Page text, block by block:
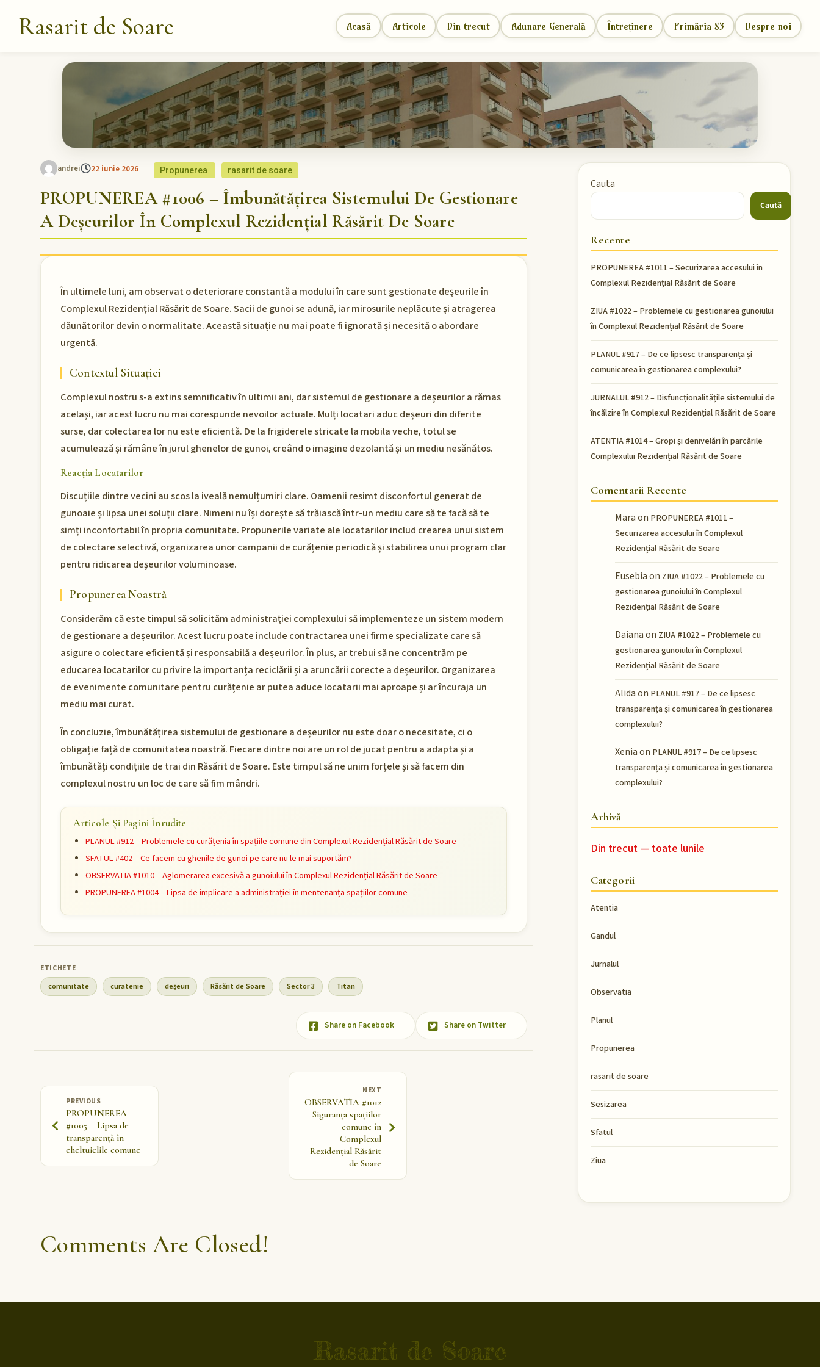
Rasarit de Soare Acasă Articole Din trecut Adunare Generală Întreținere Primăria S3 Despre noi
andrei 22 iunie 2026 Propunerea rasarit de soare
PROPUNEREA #1006 – Îmbunătățirea Sistemului De Gestionare
A Deșeurilor În Complexul Rezidențial Răsărit De Soare
În ultimele luni, am observat o deteriorare constantă a modului în care sunt gestionate deșeurile în
Complexul Rezidențial Răsărit de Soare. Sacii de gunoi se adună, iar mirosurile neplăcute și atragerea
dăunătorilor devin o normalitate. Această situație nu mai poate fi ignorată și necesită o abordare
urgentă.
Contextul Situației
Complexul nostru s-a extins semnificativ în ultimii ani, dar sistemul de gestionare a deșeurilor a rămas
același, iar acest lucru nu mai corespunde nevoilor actuale. Mulți locatari aduc deșeuri din diferite
surse, dar colectarea lor nu este eficientă. De la frigiderele stricate la mobila veche, totul se
acumulează și rămâne în jurul ghenelor de gunoi, creând o imagine dezolantă și un mediu nesănătos.
Reacția Locatarilor
Discuțiile dintre vecini au scos la iveală nemulțumiri clare. Oamenii resimt disconfortul generat de
gunoaie și lipsa unei soluții clare. Nimeni nu își dorește să trăiască într-un mediu care să te facă să te
simți inconfortabil în propria comunitate. Propunerile variate ale locatarilor includ crearea unui sistem
de colectare selectivă, organizarea unor campanii de curățenie periodică și stabilirea unui program clar
pentru ridicarea deșeurilor voluminoase.
Propunerea Noastră
Considerăm că este timpul să solicităm administrației complexului să implementeze un sistem modern
de gestionare a deșeurilor. Acest lucru poate include contractarea unei firme specializate care să
asigure o colectare eficientă și responsabilă a deșeurilor. În plus, ar trebui să ne concentrăm pe
educarea locatarilor cu privire la importanța reciclării și a aruncării corecte a deșeurilor. Organizarea
de evenimente comunitare pentru curățenie ar putea aduce locatarii mai aproape și ar încuraja un
mediu mai curat.
În concluzie, îmbunătățirea sistemului de gestionare a deșeurilor nu este doar o necesitate, ci o
obligație față de comunitatea noastră. Fiecare dintre noi are un rol de jucat pentru a adapta și a
îmbunătăți condițiile de trai din Răsărit de Soare. Este timpul să ne unim forțele și să facem din
complexul nostru un loc de care să fim mândri.
Articole Și Pagini Înrudite
PLANUL #912 – Problemele cu curățenia în spațiile comune din Complexul Rezidențial Răsărit de Soare
SFATUL #402 – Ce facem cu ghenile de gunoi pe care nu le mai suportăm?
OBSERVATIA #1010 – Aglomerarea excesivă a gunoiului în Complexul Rezidențial Răsărit de Soare
PROPUNEREA #1004 – Lipsa de implicare a administrației în mentenanța spațiilor comune
comunitate curatenie deșeuri Răsărit de Soare Sector 3 Titan
Share on Facebook Share on Twitter
PREVIOUS
PROPUNEREA
#1005 – Lipsa de
transparență în
cheltuielile comune
NEXT
OBSERVATIA #1012
– Siguranța spațiilor
comune în
Complexul
Rezidențial Răsărit
de Soare
Comments Are Closed!
Cauta
Caută
Recente
PROPUNEREA #1011 – Securizarea accesului în
Complexul Rezidențial Răsărit de Soare
ZIUA #1022 – Problemele cu gestionarea gunoiului
în Complexul Rezidențial Răsărit de Soare
PLANUL #917 – De ce lipsesc transparența și
comunicarea în gestionarea complexului?
JURNALUL #912 – Disfuncționalitățile sistemului de
încălzire în Complexul Rezidențial Răsărit de Soare
ATENTIA #1014 – Gropi și denivelări în parcările
Complexului Rezidențial Răsărit de Soare
Comentarii Recente
Maraon PROPUNEREA #1011 –
Securizarea accesului în Complexul
Rezidențial Răsărit de Soare
Eusebiaon ZIUA #1022 – Problemele cu
gestionarea gunoiului în Complexul
Rezidențial Răsărit de Soare
Daianaon ZIUA #1022 – Problemele cu
gestionarea gunoiului în Complexul
Rezidențial Răsărit de Soare
Alidaon PLANUL #917 – De ce lipsesc
transparența și comunicarea în gestionarea
complexului?
Xeniaon PLANUL #917 – De ce lipsesc
transparența și comunicarea în gestionarea
complexului?
Arhivă
Din trecut — toate lunile
Categorii
Atentia
Gandul
Jurnalul
Observatia
Planul
Propunerea
rasarit de soare
Sesizarea
Sfatul
Ziua
Rasarit de Soare